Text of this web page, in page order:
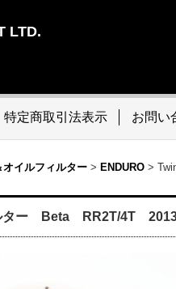
LTD.
特定商取引法表示 お問い
イルフィルター > ENDURO >
ー Beta RR2T/4T